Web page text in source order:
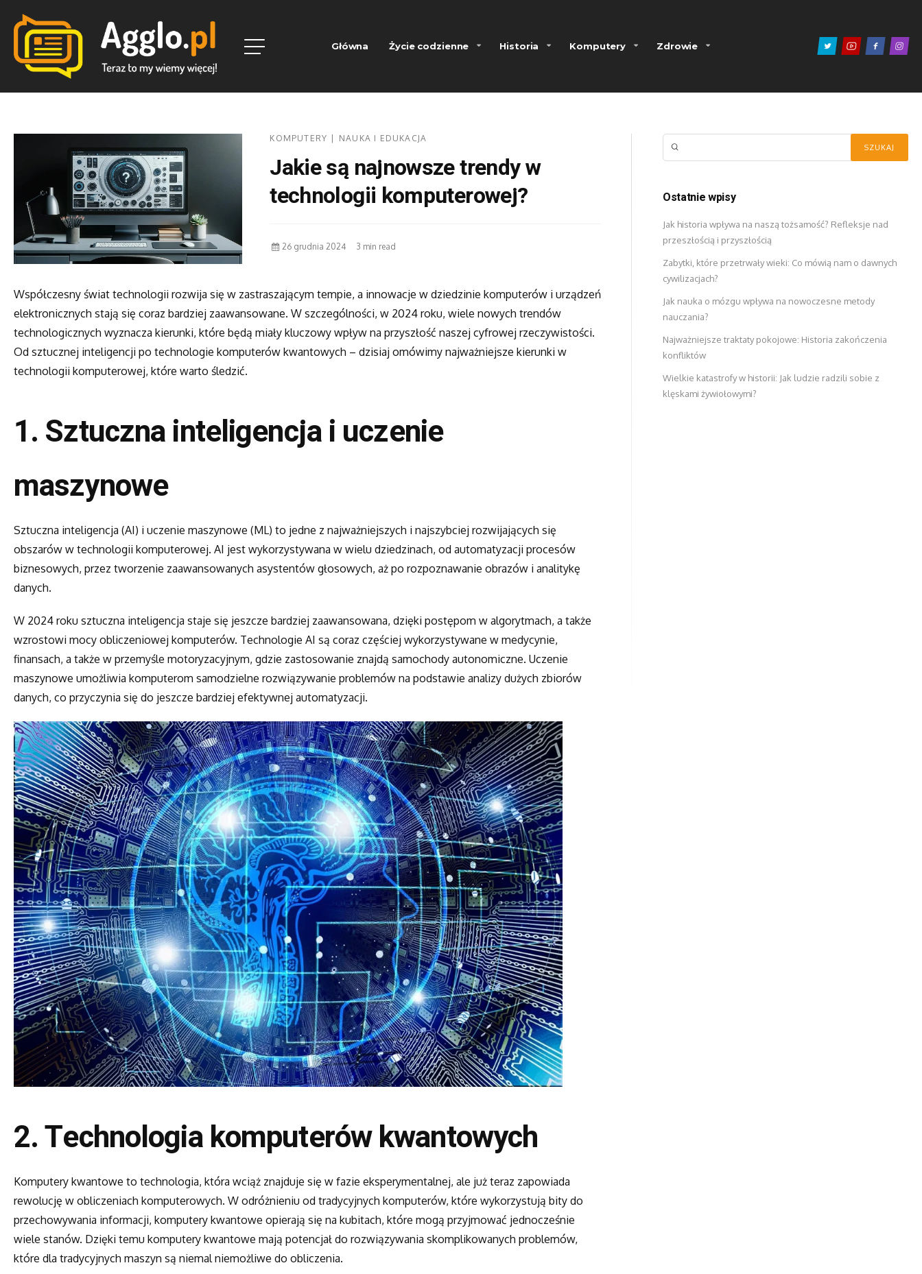
Główna Życie codzienne Historia Komputery Zdrowie
KOMPUTERY NAUKA I EDUKACJA
Jakie są najnowsze trendy w
technologii komputerowej?
26 grudnia 2024 3 min read
Współczesny świat technologii rozwija się w zastraszającym tempie, a innowacje w dziedzinie komputerów i urządzeń
elektronicznych stają się coraz bardziej zaawansowane. W szczególności, w 2024 roku, wiele nowych trendów
technologicznych wyznacza kierunki, które będą miały kluczowy wpływ na przyszłość naszej cyfrowej rzeczywistości.
Od sztucznej inteligencji po technologie komputerów kwantowych – dzisiaj omówimy najważniejsze kierunki w
technologii komputerowej, które warto śledzić.
1. Sztuczna inteligencja i uczenie
maszynowe
Sztuczna inteligencja (AI) i uczenie maszynowe (ML) to jedne z najważniejszych i najszybciej rozwijających się
obszarów w technologii komputerowej. AI jest wykorzystywana w wielu dziedzinach, od automatyzacji procesów
biznesowych, przez tworzenie zaawansowanych asystentów głosowych, aż po rozpoznawanie obrazów i analitykę
danych.
W 2024 roku sztuczna inteligencja staje się jeszcze bardziej zaawansowana, dzięki postępom w algorytmach, a także
wzrostowi mocy obliczeniowej komputerów. Technologie AI są coraz częściej wykorzystywane w medycynie,
finansach, a także w przemyśle motoryzacyjnym, gdzie zastosowanie znajdą samochody autonomiczne. Uczenie
maszynowe umożliwia komputerom samodzielne rozwiązywanie problemów na podstawie analizy dużych zbiorów
danych, co przyczynia się do jeszcze bardziej efektywnej automatyzacji.
2.Technologia komputerów kwantowych
Komputery kwantowe to technologia, która wciąż znajduje się w fazie eksperymentalnej, ale już teraz zapowiada
rewolucję w obliczeniach komputerowych. W odróżnieniu od tradycyjnych komputerów, które wykorzystują bity do
przechowywania informacji, komputery kwantowe opierają się na kubitach, które mogą przyjmować jednocześnie
wiele stanów. Dzięki temu komputery kwantowe mają potencjał do rozwiązywania skomplikowanych problemów,
które dla tradycyjnych maszyn są niemal niemożliwe do obliczenia.
Ostatnie wpisy
Jak historia wpływa na naszą tożsamość? Refleksje nad
przeszłością i przyszłością
Zabytki, które przetrwały wieki: Co mówią nam o dawnych
cywilizacjach?
Jak nauka o mózgu wpływa na nowoczesne metody
nauczania?
Najważniejsze traktaty pokojowe: Historia zakończenia
konfliktów
Wielkie katastrofy w historii: Jak ludzie radzili sobie z
klęskami żywiołowymi?